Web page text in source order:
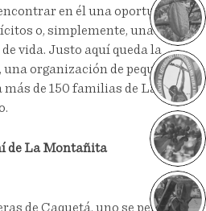
en él una oportunidad
o, simplemente, una ayuda
vida. Justo aquí queda la
organización de pequeños
más de 150 familias de La
de La Montañita
de Caquetá, uno se percata